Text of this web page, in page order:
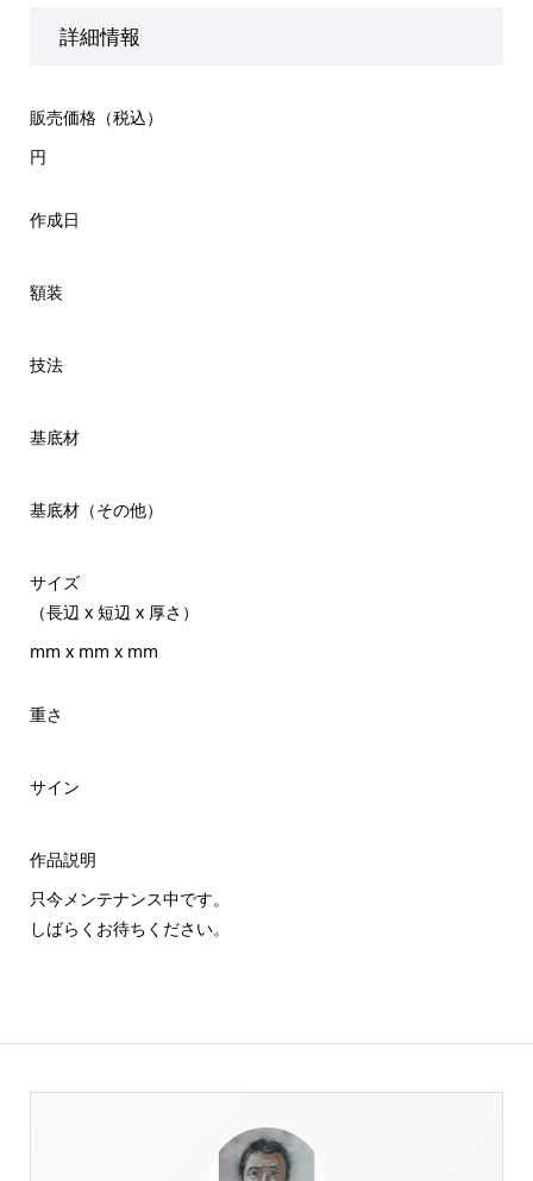
詳細情報
販売価格（税込）
円
作成日
額装
技法
基底材
基底材（その他）
サイズ
（長辺 x 短辺 x 厚さ）
mm x mm x mm
重さ
サイン
作品説明
只今メンテナンス中です。
しばらくお待ちください。